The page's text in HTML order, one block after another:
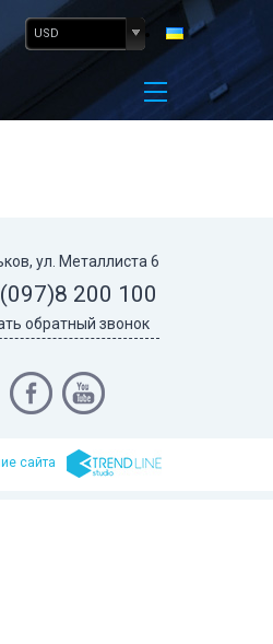
USD
ул. Металлиста 6
8 200 100
обратный звонок
сайта